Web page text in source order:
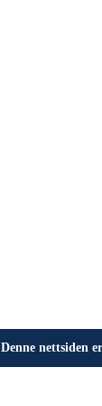
Denne nettsiden